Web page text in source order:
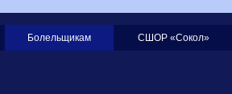
Болельщикам СШОР «Сокол»